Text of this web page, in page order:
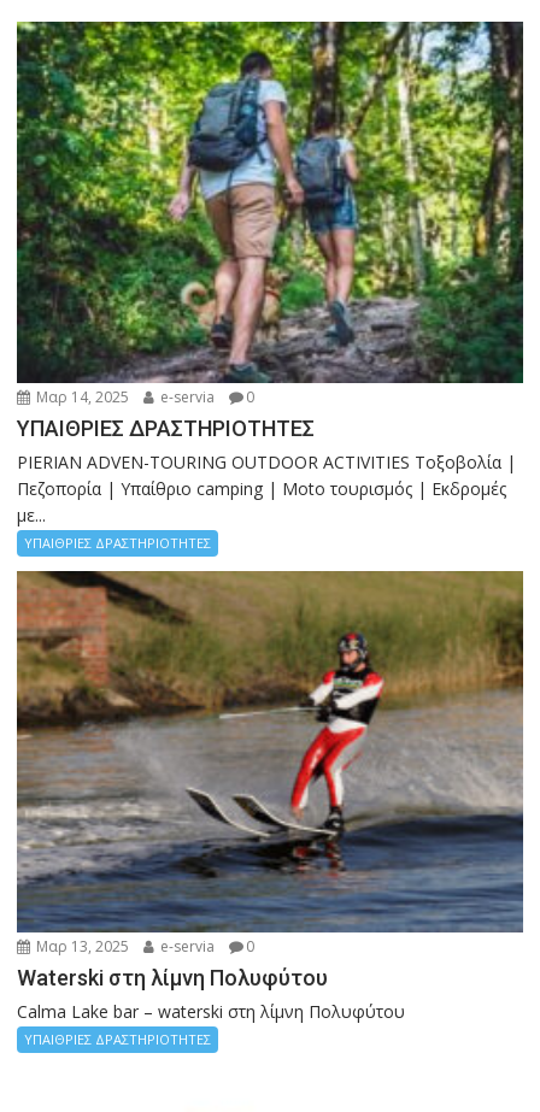
o
k
g
er
p
p
n
k
Μαρ 14, 2025 e-servia 0
ΥΠΑΙΘΡΙΕΣ ΔΡΑΣΤΗΡΙΟΤΗΤΕΣ
PIERIAN ADVEN-TOURING OUTDOOR ACTIVITIES Τοξοβολία |
Πεζοπορία | Υπαίθριο camping | Moto τουρισμός | Εκδρομές
με...
ΥΠΑΙΘΡΙΕΣ ΔΡΑΣΤΗΡΙΟΤΗΤΕΣ
Μαρ 13, 2025 e-servia 0
Waterski στη λίμνη Πολυφύτου
Calma Lake bar – waterski στη λίμνη Πολυφύτου
ΥΠΑΙΘΡΙΕΣ ΔΡΑΣΤΗΡΙΟΤΗΤΕΣ